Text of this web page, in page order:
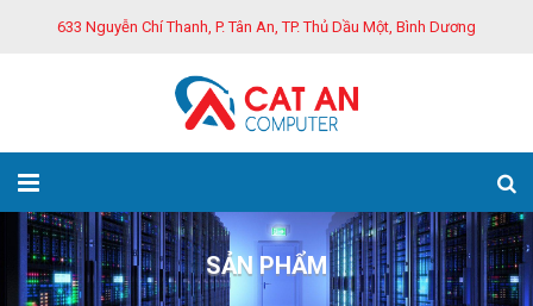
633 Nguyễn Chí Thanh, P. Tân An, TP. Thủ Dầu Một, Bình Dương
SẢN PHẨM